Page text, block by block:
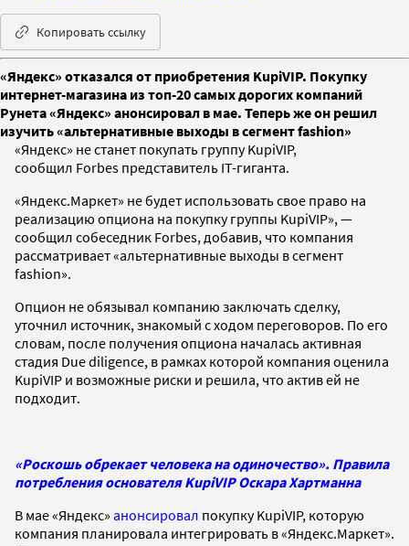
Копировать ссылку
«Яндекс» отказался от приобретения KupiVIP. Покупку
интернет-магазина из топ-20 самых дорогих компаний
Рунета «Яндекс» анонсировал в мае. Теперь же он решил
изучить «альтернативные выходы в сегмент fashion»
«Яндекс» не станет покупать группу KupiVIP,
сообщил Forbes представитель IT-гиганта.
«Яндекс.Маркет» не будет использовать свое право на
реализацию опциона на покупку группы KupiVIP», —
сообщил собеседник Forbes, добавив, что компания
рассматривает «альтернативные выходы в сегмент
fashion».
Опцион не обязывал компанию заключать сделку,
уточнил источник, знакомый с ходом переговоров. По его
словам, после получения опциона началась активная
стадия Due diligence, в рамках которой компания оценила
KupiVIP и возможные риски и решила, что актив ей не
подходит.
«Роскошь обрекает человека на одиночество». Правила
потребления основателя KupiVIP Оскара Хартманна
В мае «Яндекс» анонсировал покупку KupiVIP, которую
компания планировала интегрировать в «Яндекс.Маркет».